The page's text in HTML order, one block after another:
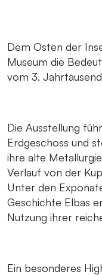
Dem Osten der
Museum die
vom 3.
Die Ausstellung
Erdgeschoss und
ihre alte
Verlauf von der
Unter den
Geschichte Elbas
Nutzung ihrer
Ein besonderes